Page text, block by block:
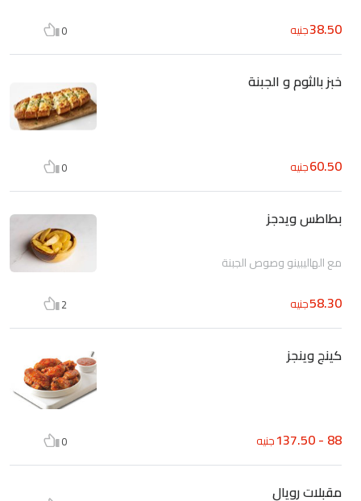
38.50جنيه 0
خبز بالثوم و الجبنة
60.50جنيه 0
بطاطس ويدجز
مع الهاليبينو وصوص الجبنة
58.30جنيه 2
كينج وينجز
88 - 137.50 جنيه 0
مقبلات رويال